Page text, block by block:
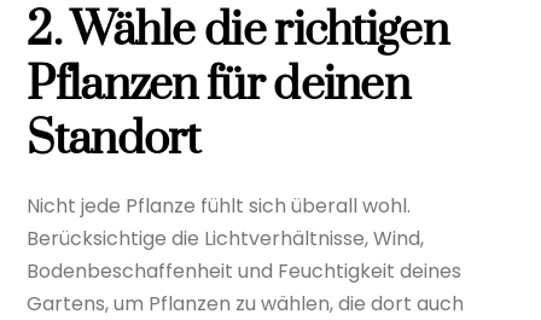
2. Wähle die richtigen
Pflanzen für deinen
Standort
Nicht jede Pflanze fühlt sich überall wohl.
Berücksichtige die Lichtverhältnisse, Wind,
Bodenbeschaffenheit und Feuchtigkeit deines
Gartens, um Pflanzen zu wählen, die dort auch